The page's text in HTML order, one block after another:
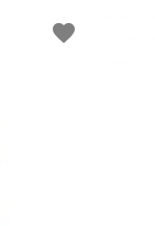
favorite